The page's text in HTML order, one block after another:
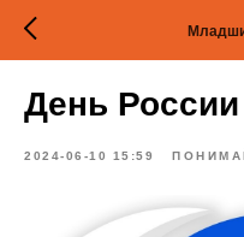
День России
2024-06-10 15:59